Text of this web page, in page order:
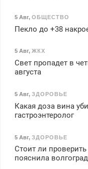
5 Авг, ОБЩЕСТВО
Пекло до +38
5 Авг, ЖКХ
Свет пропадет в
августа
5 Авг, ЗДОРОВЬЕ
Какая доза вина
гастроэнтеролог
5 Авг, ЗДОРОВЬЕ
Стоит ли
пояснила